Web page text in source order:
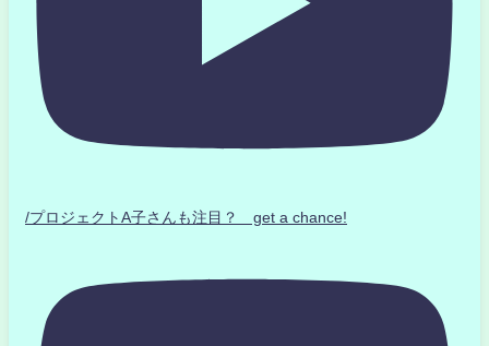
/プロジェクトA子さんも注目？ get a chance!